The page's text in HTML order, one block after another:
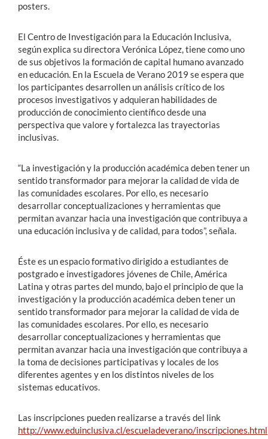
posters.
El Centro de Investigación para la Educación Inclusiva,
según explica su directora Verónica López, tiene como uno
de sus objetivos la formación de capital humano avanzado
en educación. En la Escuela de Verano 2019 se espera que
los participantes desarrollen un análisis crítico de los
procesos investigativos y adquieran habilidades de
producción de conocimiento científico desde una
perspectiva que valore y fortalezca las trayectorias
inclusivas.
“La investigación y la producción académica deben tener un
sentido transformador para mejorar la calidad de vida de
las comunidades escolares. Por ello, es necesario
desarrollar conceptualizaciones y herramientas que
permitan avanzar hacia una investigación que contribuya a
una educación inclusiva y de calidad, para todos”, señala.
Éste es un espacio formativo dirigido a estudiantes de
postgrado e investigadores jóvenes de Chile, América
Latina y otras partes del mundo, bajo el principio de que la
investigación y la producción académica deben tener un
sentido transformador para mejorar la calidad de vida de
las comunidades escolares. Por ello, es necesario
desarrollar conceptualizaciones y herramientas que
permitan avanzar hacia una investigación que contribuya a
la toma de decisiones participativas y locales de los
diferentes agentes y en los distintos niveles de los
sistemas educativos.
Las inscripciones pueden realizarse a través del link
http://www.eduinclusiva.cl/escueladeverano/inscripciones.html